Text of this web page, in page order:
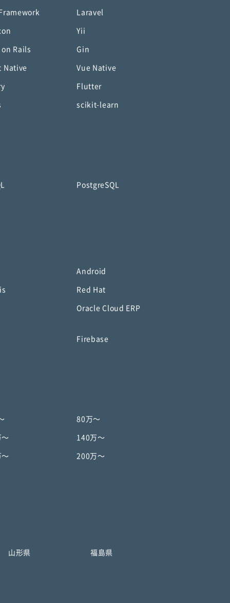
Laravel
Yii
on Rails Gin
Native Vue Native
Flutter
scikit-learn
PostgreSQL
Android
Red Hat
Oracle Cloud ERP
Firebase
80万〜
〜 140万〜
〜 200万〜
山形県 福島県